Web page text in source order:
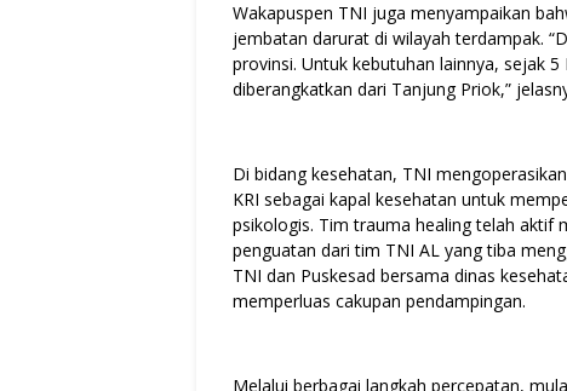
Wakapuspen TNI juga menyampaikan
jembatan darurat di wilayah terdampak.
provinsi. Untuk kebutuhan lainnya, sejak
diberangkatkan dari Tanjung Priok,”
Di bidang kesehatan, TNI
KRI sebagai kapal kesehatan untuk
psikologis. Tim trauma healing telah aktif
penguatan dari tim TNI AL yang tiba
TNI dan Puskesad bersama dinas
memperluas cakupan pendampingan.
Melalui berbagai langkah percepatan,